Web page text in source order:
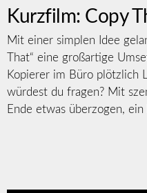
Kurzfilm: Copy
Mit einer simplen Idee
That“ eine großartige
Kopierer im Büro plötzlich
würdest du fragen? Mit
Ende etwas überzogen,